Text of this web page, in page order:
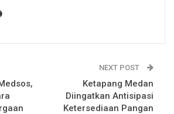
NEXT POST
Ketapang Medan
Diingatkan Antisipasi
Ketersediaan Pangan